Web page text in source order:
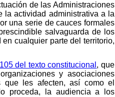
de las Administraciones
la actividad administrativa a la
una serie de cauces formales
salvaguarda de los
cualquier parte del territorio,
del texto constitucional , que
y asociaciones
que les afecten, así como el
proceda, la audiencia a los